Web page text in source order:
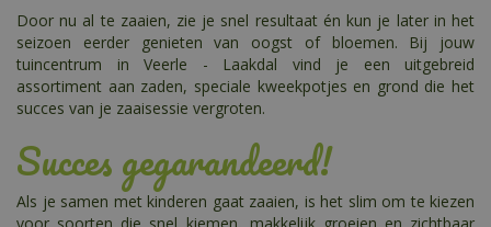
Door nu al te zaaien, zie je snel resultaat én kun je later in het
seizoen eerder genieten van oogst of bloemen. Bij jouw
tuincentrum in Veerle - Laakdal vind je een uitgebreid
assortiment aan zaden, speciale kweekpotjes en grond die het
succes van je zaaisessie vergroten.
Succes gegarandeerd!
Als je samen met kinderen gaat zaaien, is het slim om te kiezen